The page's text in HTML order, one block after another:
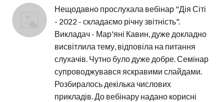
Нещодавно прослухала вебінар "Дія Сіті
- 2022 - складаємо річну звітність".
Викладач - Мар'яні Кавин, дуже докладно
висвітлила тему, відповіла на питання
слухачів. Чутно було дуже добре. Семінар
супроводжувався яскравими слайдами.
Розбиралось декілька числових
прикладів. До вебінару надано корисні